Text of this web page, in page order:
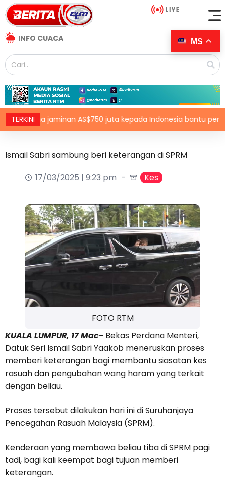
INFO CUACA
TERKINI
dana jaminan AS$750 juta kepada Indonesia bantu
Ismail Sabri sambung beri keterangan di SPRM
17/03/2025 | 9:23 pm
Kes
FOTO RTM
KUALA LUMPUR, 17 Mac- Bekas Perdana Menteri,
Datuk Seri Ismail Sabri Yaakob meneruskan proses
memberi keterangan bagi membantu siasatan kes
rasuah dan pengubahan wang haram yang terkait
dengan beliau.
Proses tersebut dilakukan hari ini di Suruhanjaya
Pencegahan Rasuah Malaysia (SPRM).
Kenderaan yang membawa beliau tiba di SPRM pagi
tadi, bagi kali keempat bagi tujuan memberi
keterangan.
MS